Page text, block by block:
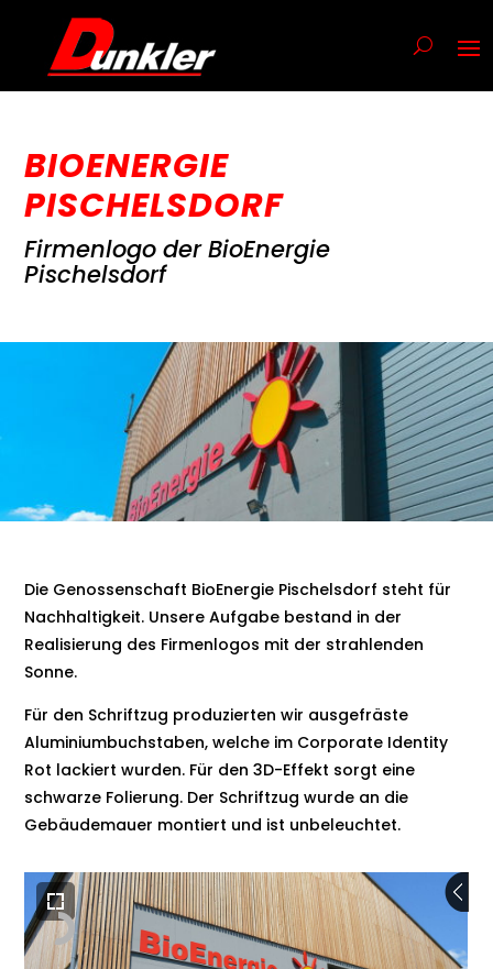
BIOENERGIE
PISCHELSDORF
Firmenlogo der BioEnergie
Pischelsdorf
Die Genossenschaft BioEnergie Pischelsdorf steht für
Nachhaltigkeit. Unsere Aufgabe bestand in der
Realisierung des Firmenlogos mit der strahlenden
Sonne.
Für den Schriftzug produzierten wir ausgefräste
Aluminiumbuchstaben, welche im Corporate Identity
Rot lackiert wurden. Für den 3D-Effekt sorgt eine
schwarze Folierung. Der Schriftzug wurde an die
Gebäudemauer montiert und ist unbeleuchtet.